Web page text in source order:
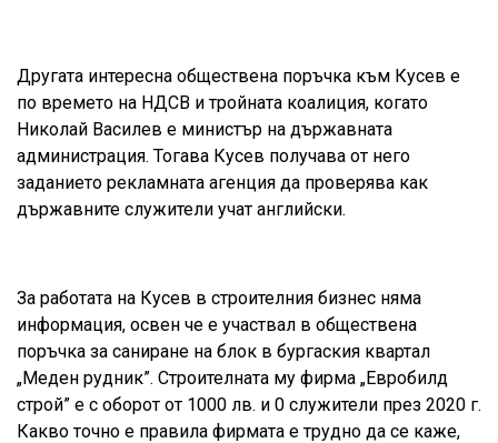
Другата интересна обществена поръчка към Кусев е
по времето на НДСВ и тройната коалиция, когато
Николай Василев е министър на държавната
администрация. Тогава Кусев получава от него
заданието рекламната агенция да проверява как
държавните служители учат английски.
За работата на Кусев в строителния бизнес няма
информация, освен че е участвал в обществена
поръчка за саниране на блок в бургаския квартал
„Меден рудник”. Строителната му фирма „Евробилд
строй” е с оборот от 1000 лв. и 0 служители през 2020 г.
Какво точно е правила фирмата е трудно да се каже,